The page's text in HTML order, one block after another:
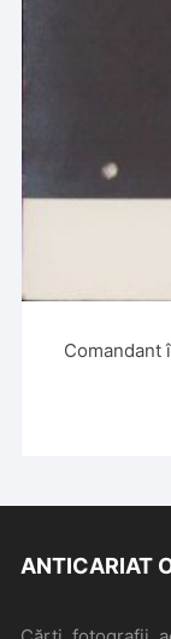
Comandant
ANTICARIAT